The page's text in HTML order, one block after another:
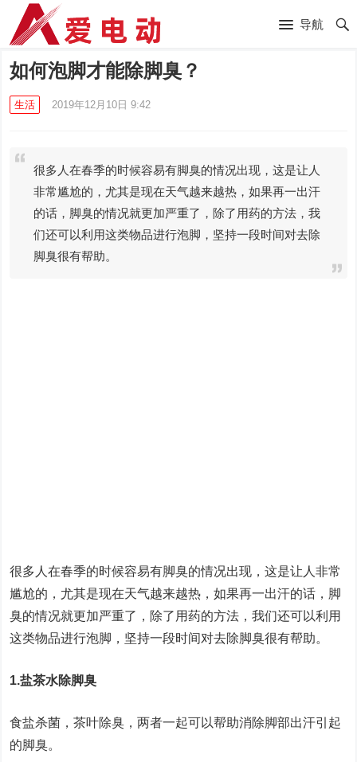
导航
如何泡脚才能除脚臭？
生活 2019年12月10日 9:42
很多人在春季的时候容易有脚臭的情况出现，这是让人
非常尴尬的，尤其是现在天气越来越热，如果再一出汗
的话，脚臭的情况就更加严重了，除了用药的方法，我
们还可以利用这类物品进行泡脚，坚持一段时间对去除
脚臭很有帮助。
很多人在春季的时候容易有脚臭的情况出现，这是让人非常
尴尬的，尤其是现在天气越来越热，如果再一出汗的话，脚
臭的情况就更加严重了，除了用药的方法，我们还可以利用
这类物品进行泡脚，坚持一段时间对去除脚臭很有帮助。
1.盐茶水除脚臭
食盐杀菌，茶叶除臭，两者一起可以帮助消除脚部出汗引起
的脚臭。